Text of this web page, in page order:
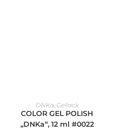
IN DEN WARENKORB
DNKa, Gellack
COLOR GEL POLISH
„DNKa“, 12 ml #0022